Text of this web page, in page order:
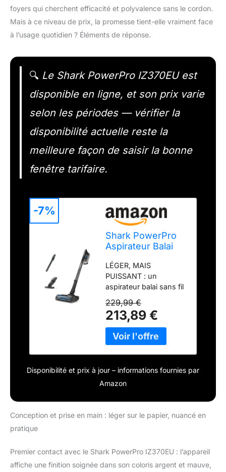
foyers qui cherchent efficacité et polyvalence sans le cordon.
Mais à ce niveau de prix, la promesse tient-elle vraiment face
à l’usage quotidien ? Éléments de réponse.
🔍 Le Shark PowerPro IZ370EU est
disponible en ligne, et son prix varie
selon les périodes — vérifier la
disponibilité actuelle reste la
meilleure façon de saisir la bonne
fenêtre tarifaire.
Shark PowerPro
Aspirateur Balai
Autonomie 50 Min
IZ370EU
LÉGER, MAIS
PUISSANT : un
aspirateur balai sans fil
aspiration 50 % plus
puissante (par rapport
au Shark IZ201EU).
JUSQU’À 60 MINUTES
accessoire non
motorisé) : La batterie
rechargée n’importe
où. PARFAIT POUR
PowerFins, conçu pour
attraper plus de poils et
229,99 €
213,89 €
-7%
Disponibilité et prix à jour – informations fournies par
Amazon
Conception et prise en main : léger sur le papier, nuancé en
pratique
Premier contact avec le Shark PowerPro IZ370EU : l’appareil
affiche une finition soignée dans son coloris argent et mauve,